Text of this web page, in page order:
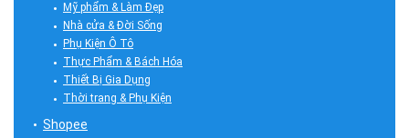
Mỹ phẩm & Làm Đẹp
Nhà cửa & Đời Sống
Phụ Kiện Ô Tô
Thực Phẩm & Bách Hóa
Thiết Bị Gia Dụng
Thời trang & Phụ Kiện
Shopee